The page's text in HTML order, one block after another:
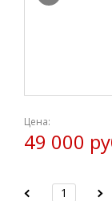
Цена:
49 000